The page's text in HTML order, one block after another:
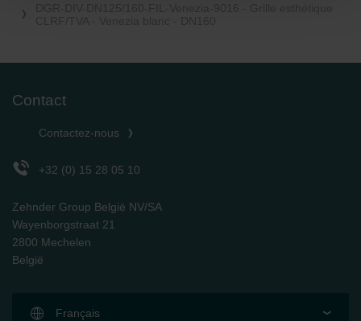
Datenschutzerklärung der Zehnder Group
osobních údajů
Zehnder Group Ibérica SAU: Política de privacidad
Zehnder Group İç Mekan İklimlendirme Sanayi ve Ticaret
Zehnder Group Sales International: Privacy Policy
Zehnder Group Schweiz AG: Datenschutz
danych Zehnder
Contact
Contactez-nous
+32 (0) 15 28 05 10
Zehnder Group België NV/SA
Wayenborgstraat 21
2800 Mechelen
België
Français